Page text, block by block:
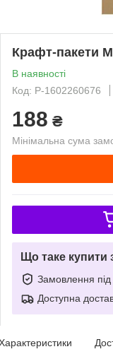
Крафт-пакети
В наявності
Код: P-1602260676
188 ₴
Мінімальна сума
Що таке купити
Замовлення під
Доступна